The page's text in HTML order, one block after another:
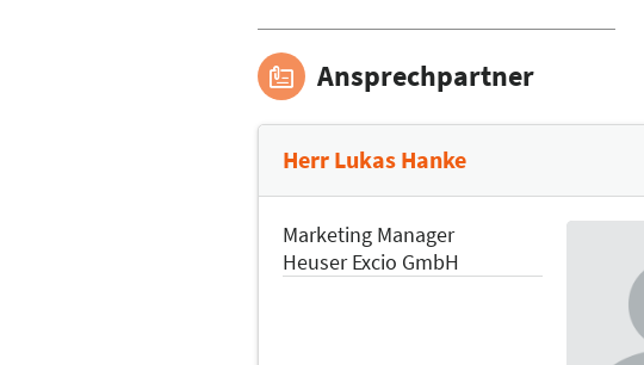
Ansprechpartner
Herr Lukas Hanke
Marketing Manager
Heuser Excio GmbH